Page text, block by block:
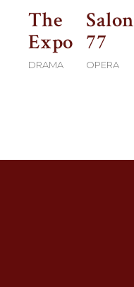
The
Expo
DRAMA
Salon
77
OPERA